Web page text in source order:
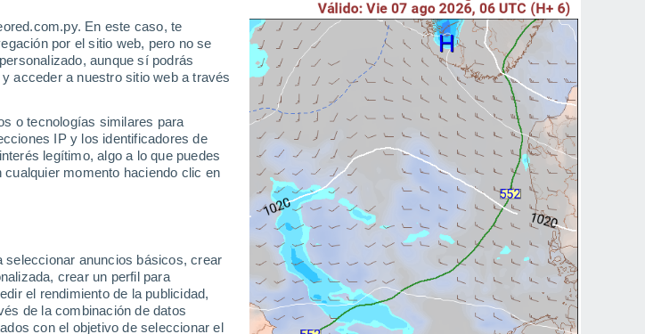
En este caso, te
por el sitio web, pero no se
aunque sí podrás
acceder a nuestro sitio web a través
o tecnologías similares para
IP y los identificadores de
legítimo, algo a lo que puedes
momento haciendo clic en
seleccionar anuncios básicos, crear
crear un perfil para
el rendimiento de la publicidad,
de la combinación de datos
con el objetivo de seleccionar el